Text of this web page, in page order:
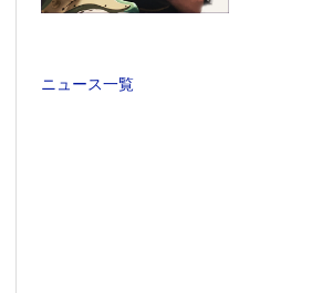
ニュース一覧